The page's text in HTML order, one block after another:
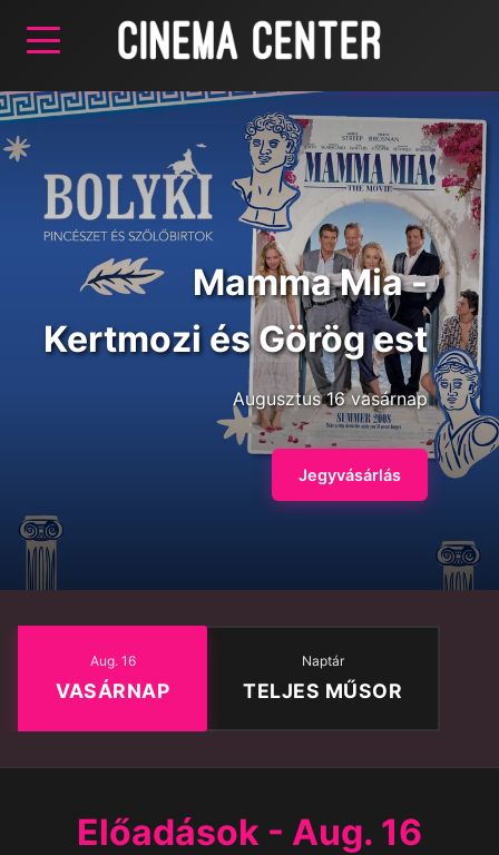
Mamma Mia -
Kertmozi és Görög est
Augusztus 16 vasárnap
Jegyvásárlás
Aug. 16
VASÁRNAP
Naptár
TELJES MŰSOR
Előadások - Aug. 16